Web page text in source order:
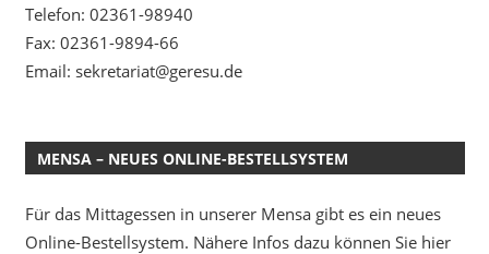
Telefon: 02361-98940
Fax: 02361-9894-66
Email: sekretariat@geresu.de
MENSA – NEUES ONLINE-BESTELLSYSTEM
Für das Mittagessen in unserer Mensa gibt es ein neues
Online-Bestellsystem. Nähere Infos dazu können Sie hier